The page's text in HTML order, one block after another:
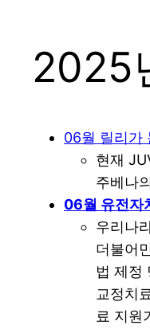
2025
06월 릴리가
현재
주베나
06월 유전자
우리나
더불어
법 제정
교정치
료 지원